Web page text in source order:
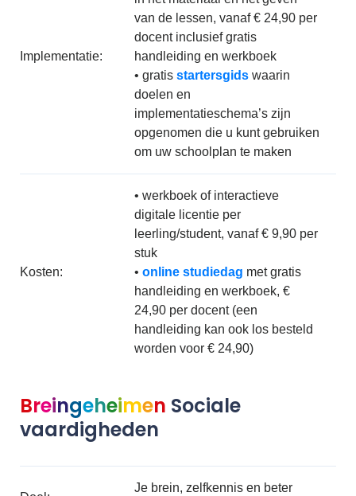
Implementatie:
van de lessen, vanaf € 24,90 per
docent inclusief gratis
handleiding en werkboek
• gratis startersgids waarin
doelen en
implementatieschema’s zijn
opgenomen die u kunt gebruiken
om uw schoolplan te maken
Kosten:
• werkboek of interactieve
digitale licentie per
leerling/student, vanaf € 9,90 per
stuk
• online studiedag met gratis
handleiding en werkboek, €
24,90 per docent (een
handleiding kan ook los besteld
worden voor € 24,90)
Breingeheimen Sociale
vaardigheden
Je brein, zelfkennis en beter